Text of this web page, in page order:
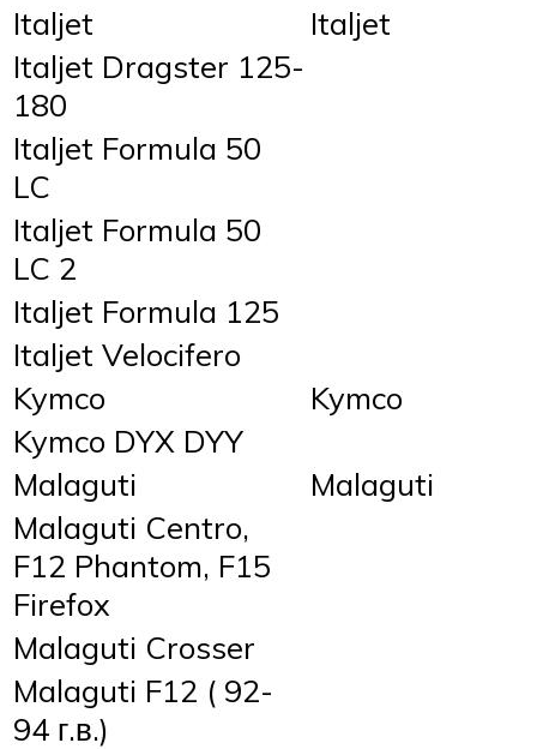
Italjet
Italjet
Italjet Dragster 125-
180
Italjet Formula 50
LC
Italjet Formula 50
LC 2
Italjet Formula 125
Italjet Velocifero
Kymco
Kymco
Kymco DYX DYY
Malaguti
Malaguti
Malaguti Centro,
F12 Phantom, F15
Firefox
Malaguti Crosser
Malaguti F12 ( 92-
94 г.в.)